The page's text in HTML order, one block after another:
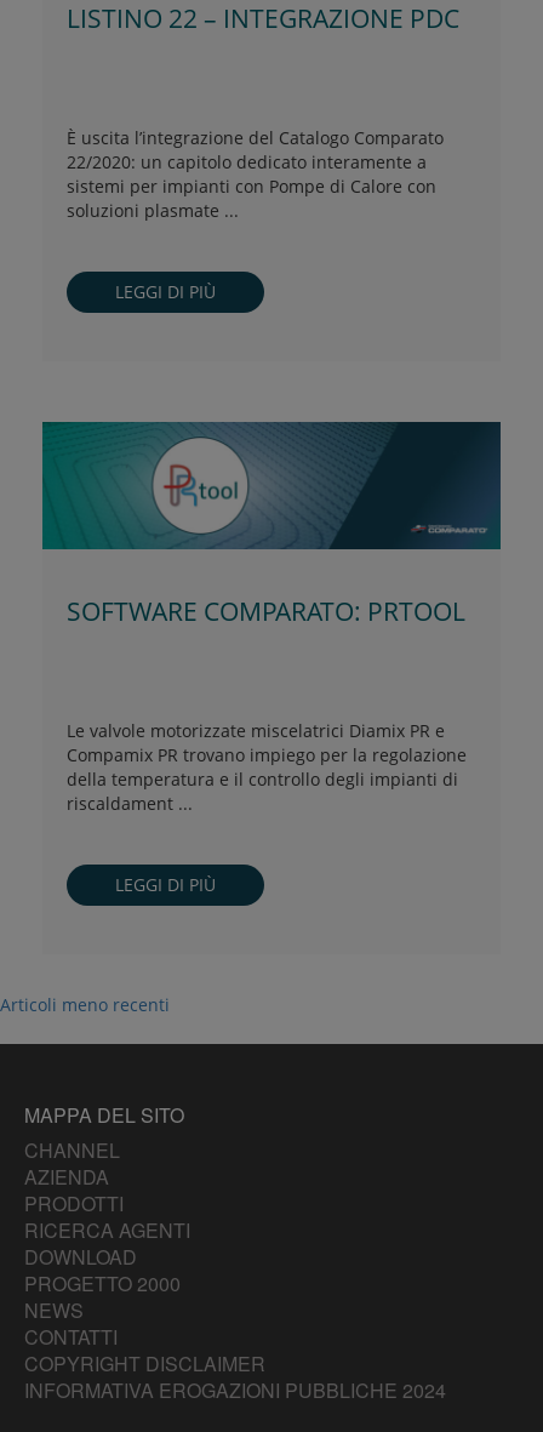
LISTINO 22 – INTEGRAZIONE PDC
È uscita l’integrazione del Catalogo Comparato
22/2020: un capitolo dedicato interamente a
sistemi per impianti con Pompe di Calore con
soluzioni plasmate ...
LEGGI DI PIÙ
SOFTWARE COMPARATO: PRTOOL
Le valvole motorizzate miscelatrici Diamix PR e
Compamix PR trovano impiego per la regolazione
della temperatura e il controllo degli impianti di
riscaldament ...
LEGGI DI PIÙ
Navigazione
articoli
Articoli meno recenti
MAPPA DEL SITO
CHANNEL
AZIENDA
PRODOTTI
RICERCA AGENTI
DOWNLOAD
PROGETTO 2000
NEWS
CONTATTI
COPYRIGHT DISCLAIMER
INFORMATIVA EROGAZIONI PUBBLICHE 2024